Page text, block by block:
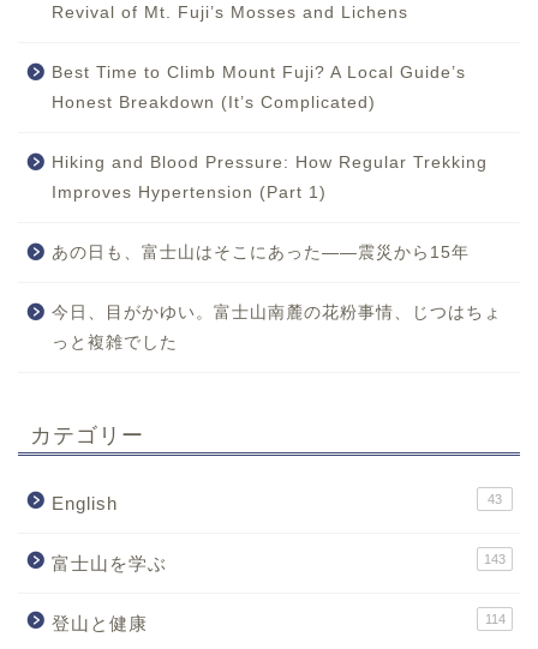
Revival of Mt. Fuji’s Mosses and Lichens
Best Time to Climb Mount Fuji? A Local Guide’s
Honest Breakdown (It’s Complicated)
Hiking and Blood Pressure: How Regular Trekking
Improves Hypertension (Part 1)
あの日も、富士山はそこにあった——震災から15年
今日、目がかゆい。富士山南麓の花粉事情、じつはちょ
っと複雑でした
カテゴリー
English 43
富士山を学ぶ 143
登山と健康 114